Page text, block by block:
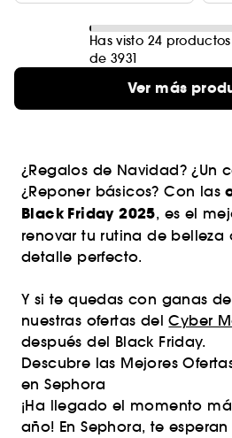
Has visto 24
de 3931
Ver más
¿Regalos de Navidad? ¿Un
¿Reponer básicos? Con las
Black Friday 2025, es el
renovar tu rutina de belleza
detalle perfecto.
Y si te quedas con ganas
nuestras ofertas delCyber
después del Black Friday.
Descubre las Mejores
en Sephora
¡Ha llegado el momento
año! En Sephora, te